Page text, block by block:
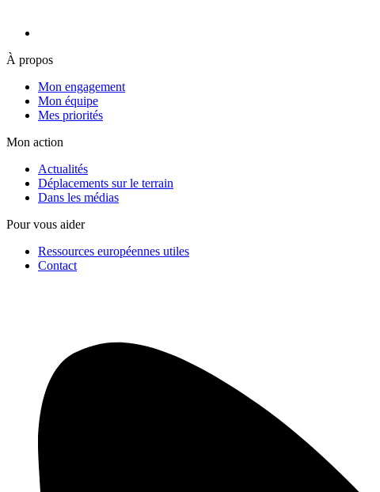
À propos
Mon engagement
Mon équipe
Mes priorités
Mon action
Actualités
Déplacements sur le terrain
Dans les médias
Pour vous aider
Ressources européennes utiles
Contact